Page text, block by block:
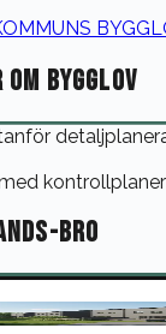
BYGGLOV
BRO